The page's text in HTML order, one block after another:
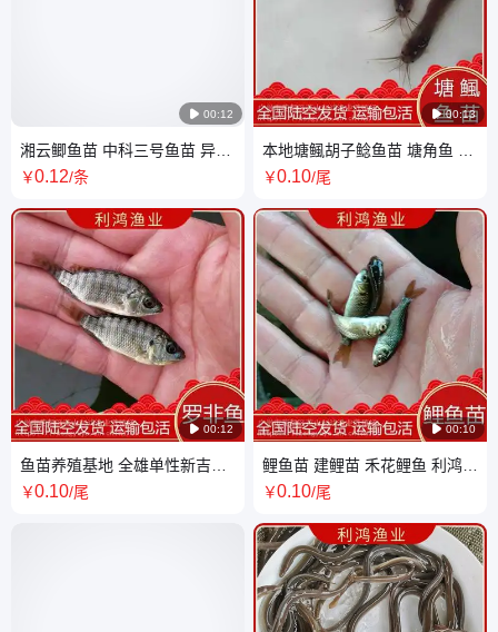
 00:12
湘云鲫鱼苗 中科三号鱼苗 异育
银鲫鱼苗抗病力强易生长
￥0.12/条
 00:12
鱼苗养殖基地 全雄单性新吉富
罗非鱼苗 包邮包活
￥0.10/尾
 00:13
本地塘鲺胡子鲶鱼苗 塘角鱼 三
黄塘鲺 土鲶鱼类 全国包活发货
￥0.10/尾
 00:10
鲤鱼苗 建鲤苗 禾花鲤鱼 利鸿渔
业饲养难度低 效益好 全国包活
￥0.10/尾